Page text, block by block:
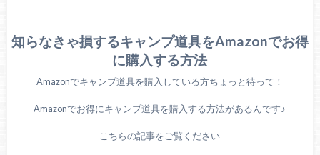
知らなきゃ損するキャンプ道具をAmazonでお得
に購入する方法
Amazonでキャンプ道具を購入している方ちょっと待って！
Amazonでお得にキャンプ道具を購入する方法があるんです♪
こちらの記事をご覧ください